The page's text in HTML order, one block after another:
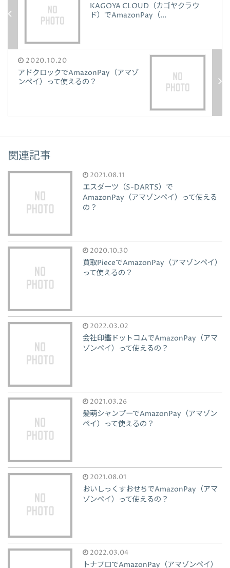
KAGOYA CLOUD（カゴヤクラウ
ド）でAmazonPay（...
2020.10.20
アドクロックでAmazonPay（アマゾ
ンペイ）って使えるの？
関連記事
2021.08.11
エスダーツ（S-DARTS）で
AmazonPay（アマゾンペイ）って使える
の？
2020.10.30
買取PieceでAmazonPay（アマゾンペイ）
って使えるの？
2022.03.02
会社印鑑ドットコムでAmazonPay（アマ
ゾンペイ）って使えるの？
2021.03.26
髪萌シャンプーでAmazonPay（アマゾン
ペイ）って使えるの？
2021.08.01
おいしっくすおせちでAmazonPay（アマ
ゾンペイ）って使えるの？
2022.03.04
トナプロでAmazonPay（アマゾンペイ）